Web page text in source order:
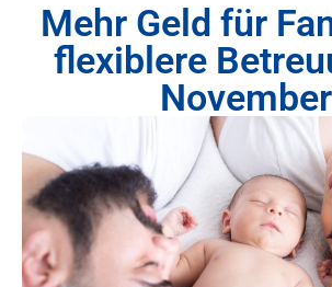
Mehr Geld für
flexiblere
November